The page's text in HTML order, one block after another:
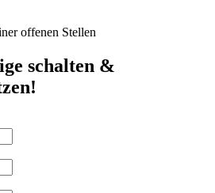
offenen Stellen
schalten &